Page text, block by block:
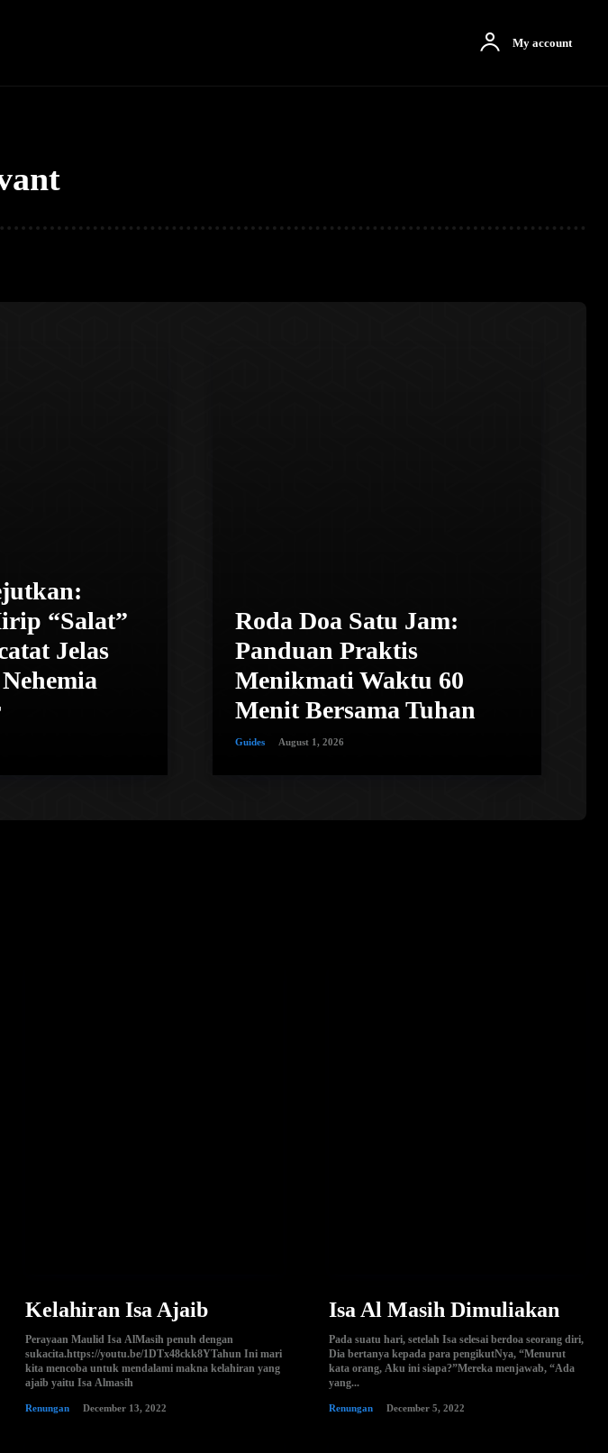
My account
“Salat”
Jelas
Roda Doa Satu Jam:
Panduan Praktis
Menikmati Waktu 60
Menit Bersama Tuhan
Guides August 1, 2026
Kelahiran Isa Ajaib
Perayaan Maulid Isa AlMasih penuh dengan
sukacita.https://youtu.be/1DTx48ckk8YTahun Ini mari
kita mencoba untuk mendalami makna kelahiran yang
ajaib yaitu Isa Almasih
Renungan December 13, 2022
Isa Al Masih Dimuliakan
Pada suatu hari, setelah Isa selesai berdoa seorang diri,
Dia bertanya kepada para pengikutNya, “Menurut
kata orang, Aku ini siapa?”Mereka menjawab, “Ada
yang...
Renungan December 5, 2022